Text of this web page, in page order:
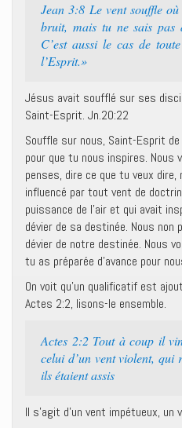
Jean 3:8 Le vent souffle
bruit, mais tu ne sais
C’est aussi le cas de
l’Esprit.»
Jésus avait soufflé sur ses
Saint-Esprit. Jn.20:22
Souffle sur nous, Saint-Esprit
pour que tu nous inspires. Nous
penses, dire ce que tu veux
influencé par tout vent de
puissance de l’air et qui avait
dévier de sa destinée. Nous non
dévier de notre destinée. Nous
tu as préparée d’avance pour
On voit qu’un qualificatif est
Actes 2:2, lisons-le ensemble.
Actes 2:2 Tout à coup il
celui d’un vent violent, qui
ils étaient assis
Il s’agit d’un vent impétueux, un